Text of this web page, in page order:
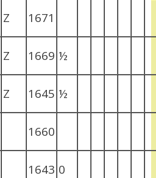
Z 1671
Z 1669 ½
Z 1645 ½
1660
1643 0